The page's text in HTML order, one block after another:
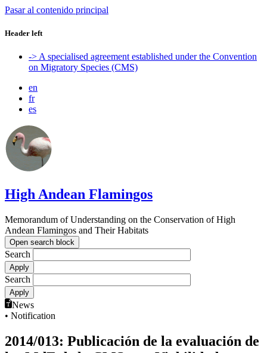
Pasar al contenido principal
Header left
-> A specialised agreement established under the Convention
on Migratory Species (CMS)
en
fr
es
High Andean Flamingos
Memorandum of Understanding on the Conservation of High
Andean Flamingos and Their Habitats
Open search block
Search
Search
News
• Notification
2014/013: Publicación de la evaluación de